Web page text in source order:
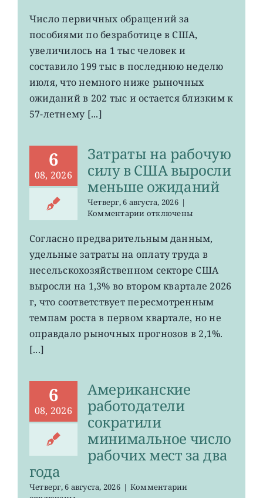
первичных
за
безработице
в
остается
лет
Число первичных обращений за
пособиями по безработице в США,
увеличилось на 1 тыс человек и
составило 199 тыс в последнюю неделю
июля, что немного ниже рыночных
ожиданий в 202 тыс и остается близким к
57-летнему [...]
6
08, 2026
Затраты на рабочую
силу в США выросли
меньше ожиданий
Четверг, 6 августа, 2026 |
Комментариик
Затраты
рабочую
силу
США
выросли
ожиданий
отключены
Согласно предварительным данным,
удельные затраты на оплату труда в
несельскохозяйственном секторе США
выросли на 1,3% во втором квартале 2026
г, что соответствует пересмотренным
темпам роста в первом квартале, но не
оправдало рыночных прогнозов в 2,1%.
[...]
6
08, 2026
Американские
работодатели
сократили
минимальное число
рабочих мест за два
года
Четверг, 6 августа, 2026 | Комментариик